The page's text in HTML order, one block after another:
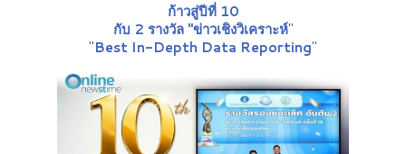
ก้าวสู่ปีที่ 10
กับ 2 รางวัล "ข่าวเชิงวิเคราะห์"
"Best In-Depth Data Reporting"